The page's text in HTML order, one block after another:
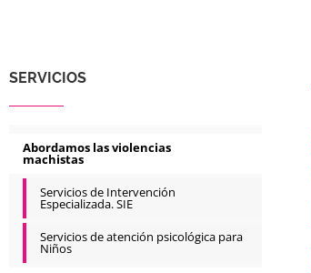
SERVICIOS
Abordamos las violencias
machistas
Servicios de Intervención
Especializada. SIE
Servicios de atención psicológica para
Niños